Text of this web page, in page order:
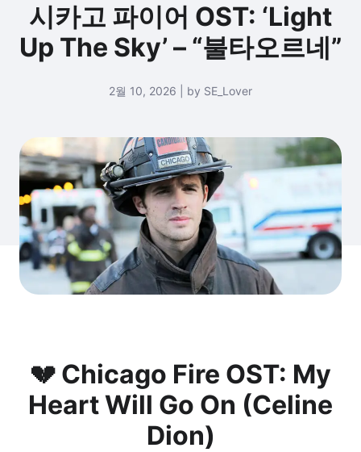
시카고 파이어 OST: ‘Light
Up The Sky’ – “불타오르네”
2월 10, 2026 | by SE_Lover
💔 Chicago Fire OST: My
Heart Will Go On (Celine
Dion)